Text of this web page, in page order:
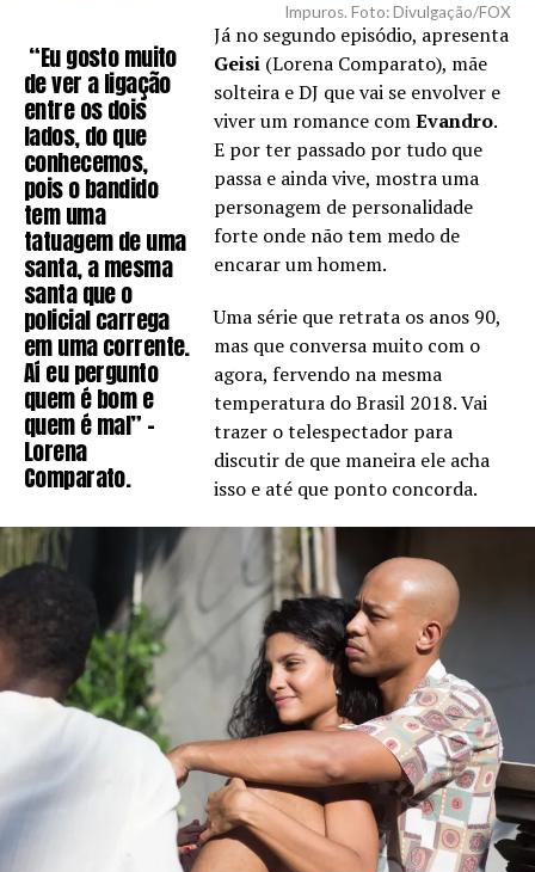
Impuros. Foto: Divulgação/FOX
“Eu gosto muito
de ver a ligação
entre os dois
lados, do que
conhecemos,
pois o bandido
tem uma
tatuagem de uma
santa, a mesma
santa que o
policial carrega
em uma corrente.
Aí eu pergunto
quem é bom e
quem é mal” –
Lorena
Comparato.
Já no segundo episódio, apresenta
Geisi (Lorena Comparato), mãe
solteira e DJ que vai se envolver e
viver um romance comEvandro.
E por ter passado por tudo que
passa e ainda vive, mostra uma
personagem de personalidade
forte onde não tem medo de
encarar um homem.
Uma série que retrata os anos 90,
mas que conversa muito com o
agora, fervendo na mesma
temperatura do Brasil 2018. Vai
trazer o telespectador para
discutir de que maneira ele acha
isso e até que ponto concorda.